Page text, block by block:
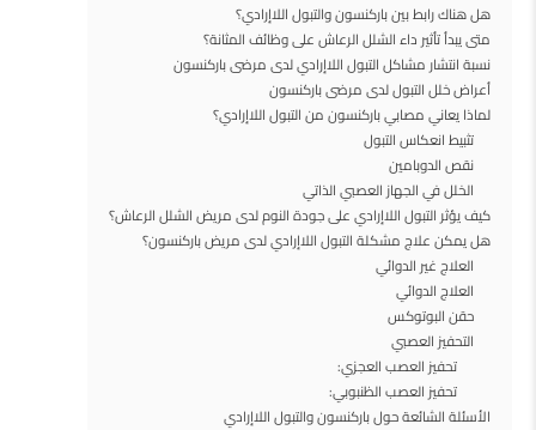
هل هناك رابط بين باركنسون والتبول اللاإرادي؟
متى يبدأ تأثير داء الشلل الرعاش على وظائف المثانة؟
نسبة انتشار مشاكل التبول اللاإرادي لدى مرضى باركنسون
أعراض خلل التبول لدى مرضى باركنسون
لماذا يعاني مصابي باركنسون من التبول اللاإرادي؟
تثبيط انعكاس التبول
نقص الدوبامين
الخلل في الجهاز العصبي الذاتي
كيف يؤثر التبول اللاإرادي على جودة النوم لدى مريض الشلل الرعاش؟
هل يمكن علاج مشكلة التبول اللاإرادي لدى مريض باركنسون؟
العلاج غير الدوائي
العلاج الدوائي
حقن البوتوكس
التحفيز العصبي
تحفيز العصب العجزي:
تحفيز العصب الظنبوبي:
الأسئلة الشائعة حول باركنسون والتبول اللاإرادي